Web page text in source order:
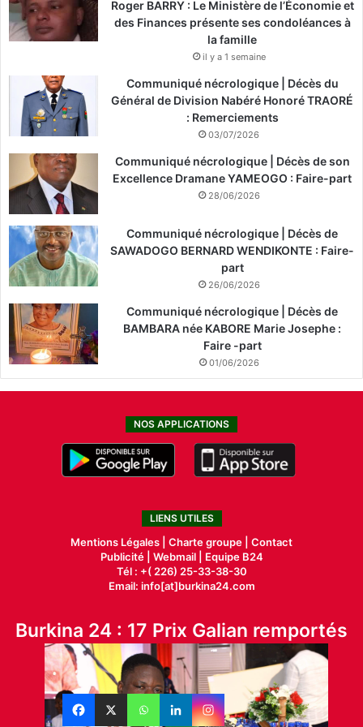
Roger BARRY : Le Ministère de l’Économie et
des Finances présente ses condoléances à
la famille
il y a 1 semaine
Communiqué nécrologique | Décès du
Général de Division Nabéré Honoré TRAORÉ
: Remerciements
03/07/2026
Communiqué nécrologique | Décès de son
Excellence Dramane YAMEOGO : Faire-part
28/06/2026
Communiqué nécrologique | Décès de
SAWADOGO BERNARD WENDIKONTE : Faire-
part
26/06/2026
Communiqué nécrologique | Décès de
BAMBARA née KABORE Marie Josephe :
Faire -part
01/06/2026
NOS APPLICATIONS
LIENS UTILES
Mentions Légales | Charte groupe | Contact
Publicité| Webmail |
Equipe B24
Tél : +( 226) 25-33-38-30
Email: info[at]burkina24.com
Burkina 24 : 17 Prix Galian remportés